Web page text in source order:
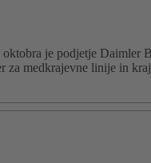
je podjetje
medkrajevne linije in